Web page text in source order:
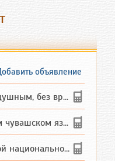
объявление
без вредных ...
языке
дл...